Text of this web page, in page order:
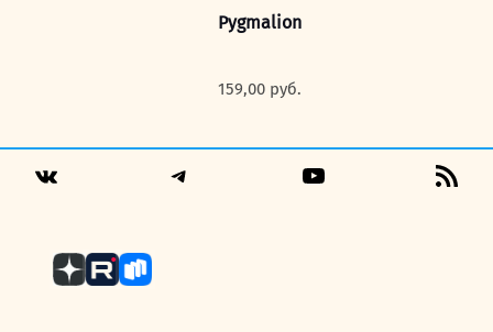
Pygmalion
159,00 руб.